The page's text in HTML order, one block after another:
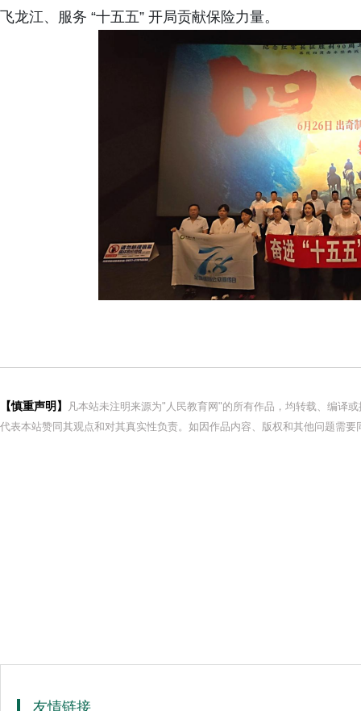
飞龙江、服务 “十五五” 开局贡献保险力量。
【慎重声明】
凡本站未注明来源为"人民教育网"的所有作品，均转载、编译
代表本站赞同其观点和对其真实性负责。如因作品内容、版权和其他问题需
友情链接